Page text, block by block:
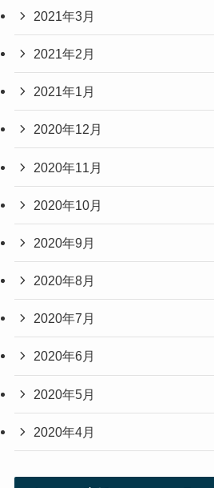
2021年3月
2021年2月
2021年1月
2020年12月
2020年11月
2020年10月
2020年9月
2020年8月
2020年7月
2020年6月
2020年5月
2020年4月